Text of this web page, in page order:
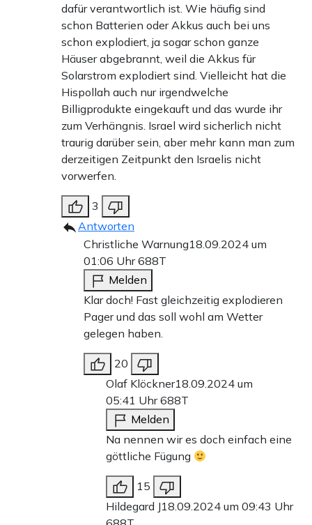
dafür verantwortlich ist. Wie häufig sind
schon Batterien oder Akkus auch bei uns
schon explodiert, ja sogar schon ganze
Häuser abgebrannt, weil die Akkus für
Solarstrom explodiert sind. Vielleicht hat die
Hispollah auch nur irgendwelche
Billigprodukte eingekauft und das wurde ihr
zum Verhängnis. Israel wird sicherlich nicht
traurig darüber sein, aber mehr kann man zum
derzeitigen Zeitpunkt den Israelis nicht
vorwerfen.
3
Antworten
Christliche Warnung18.09.2024 um
01:06 Uhr688T
Melden
Klar doch! Fast gleichzeitig explodieren
Pager und das soll wohl am Wetter
gelegen haben.
20
Olaf Klöckner18.09.2024 um
05:41 Uhr688T
Melden
Na nennen wir es doch einfach eine
göttliche Fügung
15
Hildegard J18.09.2024 um 09:43 Uhr